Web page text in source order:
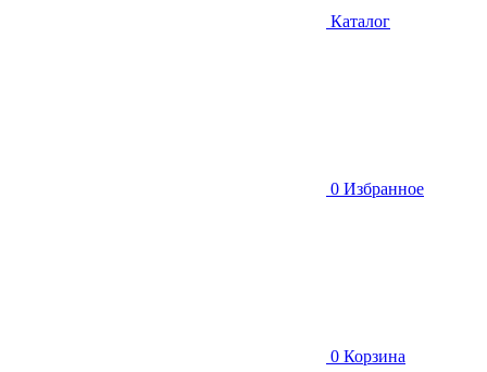
Каталог
0 Избранное
0 Корзина